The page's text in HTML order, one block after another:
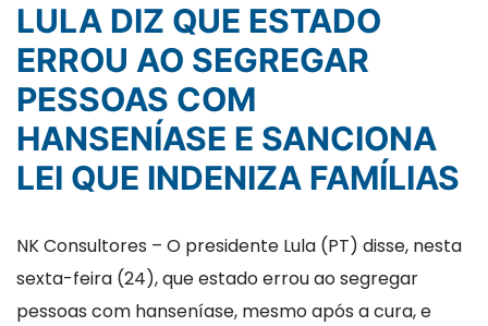
LULA DIZ QUE ESTADO
ERROU AO SEGREGAR
PESSOAS COM
HANSENÍASE E SANCIONA
LEI QUE INDENIZA FAMÍLIAS
NK Consultores – O presidente Lula (PT) disse, nesta
sexta-feira (24), que estado errou ao segregar
pessoas com hanseníase, mesmo após a cura, e